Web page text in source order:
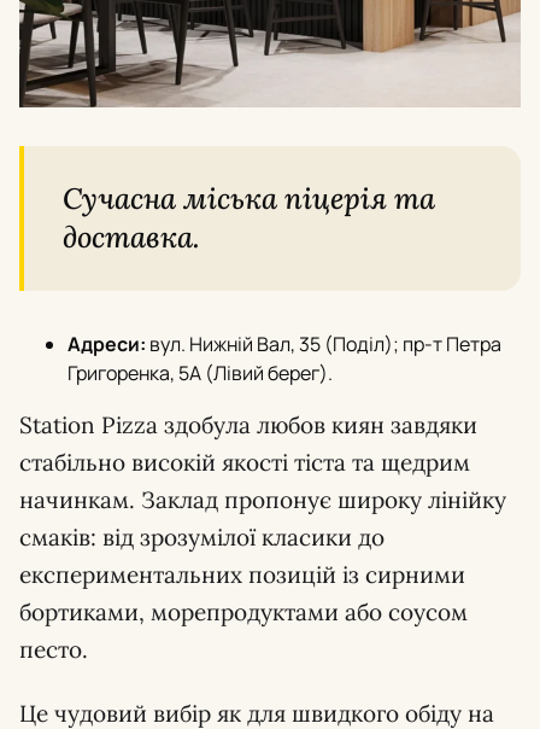
Сучасна міська піцерія та
доставка.
Адреси: вул. Нижній Вал, 35 (Поділ); пр-т Петра
Григоренка, 5А (Лівий берег).
Station Pizza здобула любов киян завдяки
стабільно високій якості тіста та щедрим
начинкам. Заклад пропонує широку лінійку
смаків: від зрозумілої класики до
експериментальних позицій із сирними
бортиками, морепродуктами або соусом
песто.
Це чудовий вибір як для швидкого обіду на